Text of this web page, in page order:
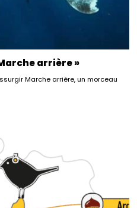
arrière »
Marche arrière, un morceau